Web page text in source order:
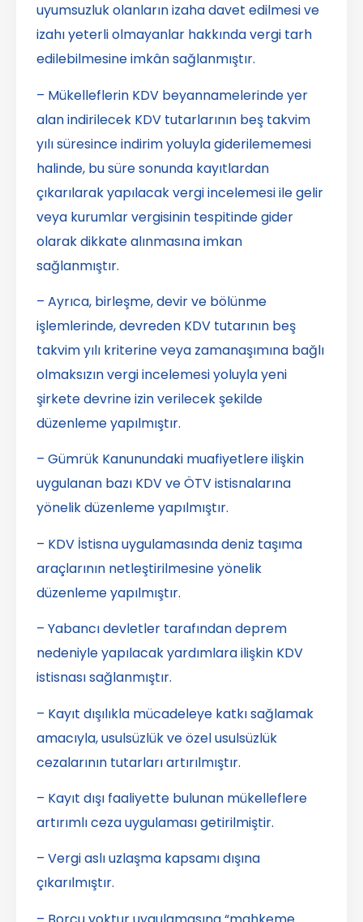
uyumsuzluk olanların izaha davet edilmesi ve
izahı yeterli olmayanlar hakkında vergi tarh
edilebilmesine imkân sağlanmıştır.
– Mükelleflerin KDV beyannamelerinde yer
alan indirilecek KDV tutarlarının beş takvim
yılı süresince indirim yoluyla giderilememesi
halinde, bu süre sonunda kayıtlardan
çıkarılarak yapılacak vergi incelemesi ile gelir
veya kurumlar vergisinin tespitinde gider
olarak dikkate alınmasına imkan
sağlanmıştır.
– Ayrıca, birleşme, devir ve bölünme
işlemlerinde, devreden KDV tutarının beş
takvim yılı kriterine veya zamanaşımına bağlı
olmaksızın vergi incelemesi yoluyla yeni
şirkete devrine izin verilecek şekilde
düzenleme yapılmıştır.
– Gümrük Kanunundaki muafiyetlere ilişkin
uygulanan bazı KDV ve ÖTV istisnalarına
yönelik düzenleme yapılmıştır.
– KDV İstisna uygulamasında deniz taşıma
araçlarının netleştirilmesine yönelik
düzenleme yapılmıştır.
– Yabancı devletler tarafından deprem
nedeniyle yapılacak yardımlara ilişkin KDV
istisnası sağlanmıştır.
– Kayıt dışılıkla mücadeleye katkı sağlamak
amacıyla, usulsüzlük ve özel usulsüzlük
cezalarının tutarları artırılmıştır.
– Kayıt dışı faaliyette bulunan mükelleflere
artırımlı ceza uygulaması getirilmiştir.
– Vergi aslı uzlaşma kapsamı dışına
çıkarılmıştır.